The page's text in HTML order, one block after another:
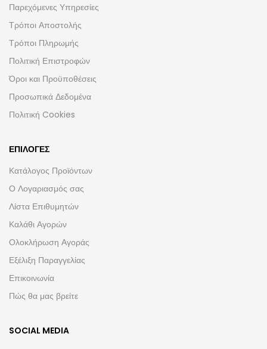
Παρεχόμενες Υπηρεσίες
Τρόποι Αποστολής
Τρόποι Πληρωμής
Πολιτική Επιστροφών
Όροι και Προϋποθέσεις
Προσωπικά Δεδομένα
Πολιτική Cookies
ΕΠΙΛΟΓΈΣ
Κατάλογος Προϊόντων
Ο Λογαριασμός σας
Λίστα Επιθυμητών
Καλάθι Αγορών
Ολοκλήρωση Αγοράς
Εξέλιξη Παραγγελίας
Επικοινωνία
Πώς θα μας βρείτε
SOCIAL MEDIA